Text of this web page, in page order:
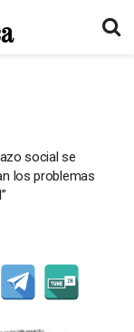
social se
los problemas